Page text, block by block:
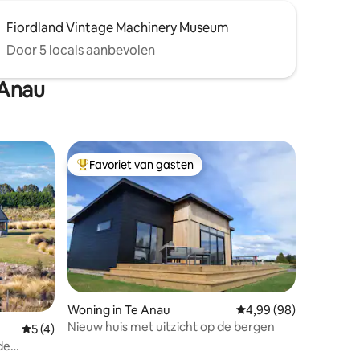
Fiordland Vintage Machinery Museum
Door 5 locals aanbevolen
Gemiddelde beoordeling van 5 op 5, 4 recensies
5 (4)
Topfavoriet van gasten
Favoriet van gasten
Woning in Te Anau Gemiddelde
4,99 (98)
Nieuw huis met uitzicht op de bergen